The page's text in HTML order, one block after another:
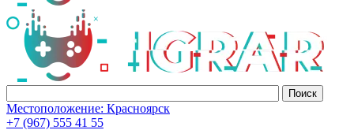
Местоположение: Красноярск
+7 (967) 555 41 55